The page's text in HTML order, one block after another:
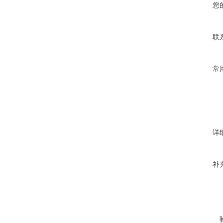
您
联
常
详
补